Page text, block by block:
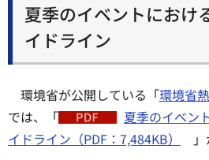
夏季のイベントにおけ
イドライン
環境省が公開している「環境省
では、「
夏季のイベン
イドライン（PDF：7,484KB）